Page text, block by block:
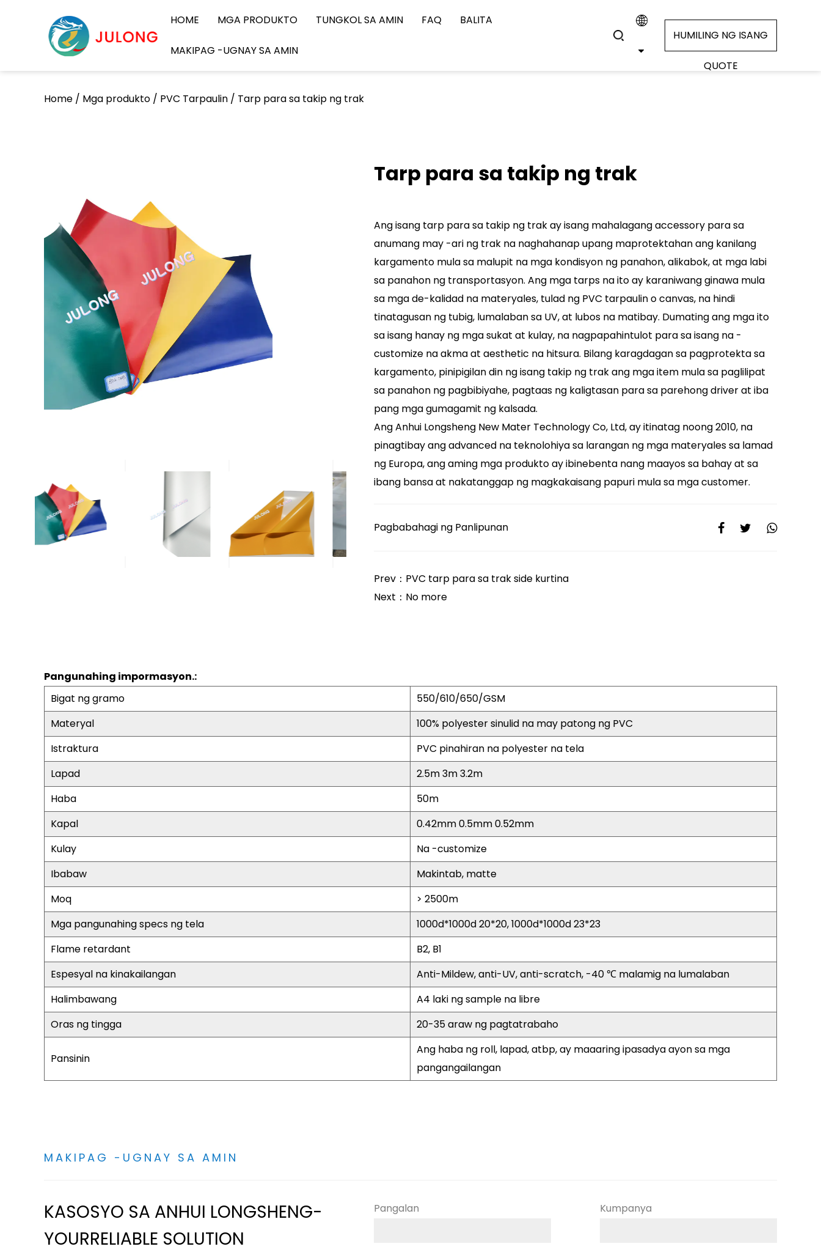
HOME MGA PRODUKTO TUNGKOL SA AMIN FAQ BALITA
MAKIPAG -UGNAY SA AMIN
HUMILING NG ISANG
QUOTE
Home / Mga produkto / PVC Tarpaulin / Tarp para sa takip ng trak
Tarp para sa takip ng trak
Ang isang tarp para sa takip ng trak ay isang mahalagang accessory para sa
anumang may -ari ng trak na naghahanap upang maprotektahan ang kanilang
kargamento mula sa malupit na mga kondisyon ng panahon, alikabok, at mga labi
sa panahon ng transportasyon. Ang mga tarps na ito ay karaniwang ginawa mula
sa mga de-kalidad na materyales, tulad ng PVC tarpaulin o canvas, na hindi
tinatagusan ng tubig, lumalaban sa UV, at lubos na matibay. Dumating ang mga ito
sa isang hanay ng mga sukat at kulay, na nagpapahintulot para sa isang na -
customize na akma at aesthetic na hitsura. Bilang karagdagan sa pagprotekta sa
kargamento, pinipigilan din ng isang takip ng trak ang mga item mula sa paglilipat
sa panahon ng pagbibiyahe, pagtaas ng kaligtasan para sa parehong driver at iba
pang mga gumagamit ng kalsada.
Ang Anhui Longsheng New Mater Technology Co, Ltd, ay itinatag noong 2010, na
pinagtibay ang advanced na teknolohiya sa larangan ng mga materyales sa lamad
ng Europa, ang aming mga produkto ay ibinebenta nang maayos sa bahay at sa
ibang bansa at nakatanggap ng magkakaisang papuri mula sa mga customer.
Pagbabahagi ng Panlipunan
Prev：PVC tarp para sa trak side kurtina
Next：No more
Pangunahing impormasyon.:
Bigat ng gramo
550/610/650/GSM
Materyal
100% polyester sinulid na may patong ng PVC
Istraktura
PVC pinahiran na polyester na tela
Lapad
2.5m 3m 3.2m
Haba
50m
Kapal
0.42mm 0.5mm 0.52mm
Kulay
Na -customize
Ibabaw
Makintab, matte
Moq
> 2500m
Mga pangunahing specs ng tela
1000d*1000d 20*20, 1000d*1000d 23*23
Flame retardant
B2, B1
Espesyal na kinakailangan
Anti-Mildew, anti-UV, anti-scratch, -40 ℃ malamig na lumalaban
Halimbawang
A4 laki ng sample na libre
Oras ng tingga
20-35 araw ng pagtatrabaho
Pansinin
Ang haba ng roll, lapad, atbp, ay maaaring ipasadya ayon sa mga
pangangailangan
MAKIPAG -UGNAY SA AMIN
KASOSYO SA ANHUI LONGSHENG-
YOURRELIABLE SOLUTION
Pangalan Kumpanya